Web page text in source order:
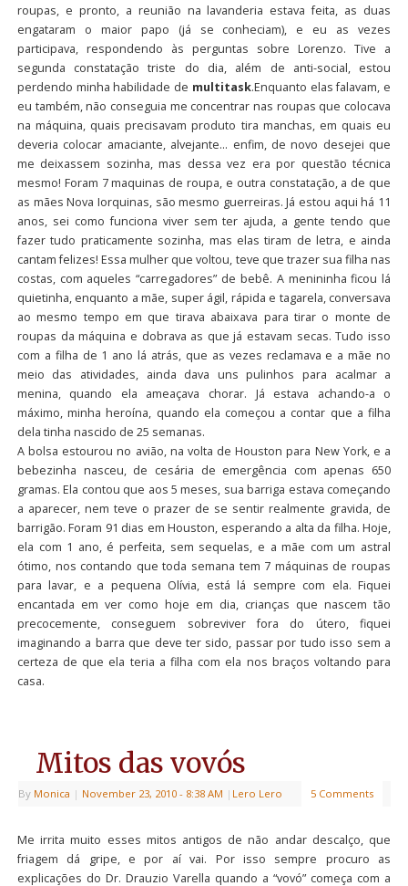
roupas, e pronto, a reunião na lavanderia estava feita, as duas
engataram o maior papo (já se conheciam), e eu as vezes
participava, respondendo às perguntas sobre Lorenzo. Tive a
segunda constatação triste do dia, além de anti-social, estou
perdendo minha habilidade de multitask.Enquanto elas falavam, e
eu também, não conseguia me concentrar nas roupas que colocava
na máquina, quais precisavam produto tira manchas, em quais eu
deveria colocar amaciante, alvejante… enfim, de novo desejei que
me deixassem sozinha, mas dessa vez era por questão técnica
mesmo! Foram 7 maquinas de roupa, e outra constatação, a de que
as mães Nova Iorquinas, são mesmo guerreiras. Já estou aqui há 11
anos, sei como funciona viver sem ter ajuda, a gente tendo que
fazer tudo praticamente sozinha, mas elas tiram de letra, e ainda
cantam felizes! Essa mulher que voltou, teve que trazer sua filha nas
costas, com aqueles “carregadores” de bebê. A menininha ficou lá
quietinha, enquanto a mãe, super ágil, rápida e tagarela, conversava
ao mesmo tempo em que tirava abaixava para tirar o monte de
roupas da máquina e dobrava as que já estavam secas. Tudo isso
com a filha de 1 ano lá atrás, que as vezes reclamava e a mãe no
meio das atividades, ainda dava uns pulinhos para acalmar a
menina, quando ela ameaçava chorar. Já estava achando-a o
máximo, minha heroína, quando ela começou a contar que a filha
dela tinha nascido de 25 semanas.
A bolsa estourou no avião, na volta de Houston para New York, e a
bebezinha nasceu, de cesária de emergência com apenas 650
gramas. Ela contou que aos 5 meses, sua barriga estava começando
a aparecer, nem teve o prazer de se sentir realmente gravida, de
barrigão. Foram 91 dias em Houston, esperando a alta da filha. Hoje,
ela com 1 ano, é perfeita, sem sequelas, e a mãe com um astral
ótimo, nos contando que toda semana tem 7 máquinas de roupas
para lavar, e a pequena Olívia, está lá sempre com ela. Fiquei
encantada em ver como hoje em dia, crianças que nascem tão
precocemente, conseguem sobreviver fora do útero, fiquei
imaginando a barra que deve ter sido, passar por tudo isso sem a
certeza de que ela teria a filha com ela nos braços voltando para
casa.
Mitos das vovós
By Monica | November 23, 2010 - 8:38 AM | Lero Lero 5 Comments
Me irrita muito esses mitos antigos de não andar descalço, que
friagem dá gripe, e por aí vai. Por isso sempre procuro as
explicações do Dr. Drauzio Varella quando a “vovó” começa com a